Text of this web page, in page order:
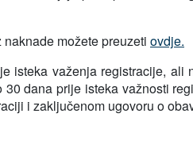
možete preuzeti ovdje.
isteka važenja registracije,
dana prije isteka važnosti
i zaključenom ugovoru o